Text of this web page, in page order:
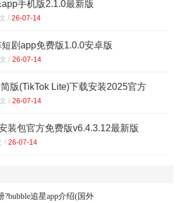
手机版2.1.0最新版
/ 26-07-14
剧app免费版1.0.0安卓版
/ 26-07-14
版(TikTok Lite)下载安装2025官方
/ 26-07-14
装包官方免费版v6.4.3.12最新版
/ 26-07-14
?bubble追星app介绍(国外